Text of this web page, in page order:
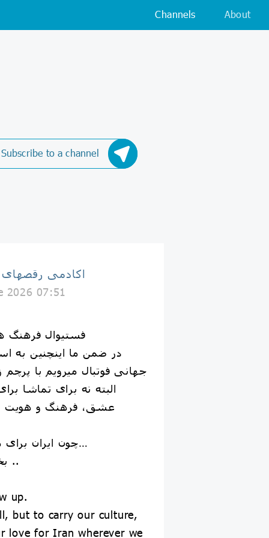
Channels About
Subscribe to a channel
اكادمى
2026 07:51
فستیوال فرهنگ
در ضمن ما اینچنین به
جهانی فوتبال میرویم با
البته نه برای تماشا
عشق، فرهنگ و هویت
چون ایران برای ما فقط یک نام نیست…
بخشی از وجود ماست ..
up.
but to carry our culture,
love for Iran wherever we